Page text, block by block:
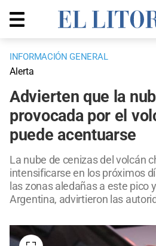
INFORMACIÓN GENERAL
Alerta
Advierten que la
provocada por el
puede acentuarse
La nube de cenizas del volcán
intensificarse en los próximos
las zonas aledañas a este pico
Argentina, advirtieron las